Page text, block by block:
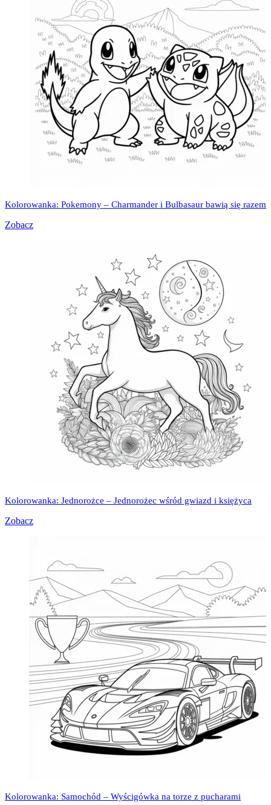
Kolorowanka: Pokemony – Charmander i Bulbasaur bawią się razem
Zobacz
Kolorowanka: Jednorożce – Jednorożec wśród gwiazd i księżyca
Zobacz
Kolorowanka: Samochód – Wyścigówka na torze z pucharami